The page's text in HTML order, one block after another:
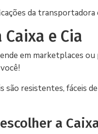
da
Caixa e Cia
em marketplaces
são resistentes, fáceis
a